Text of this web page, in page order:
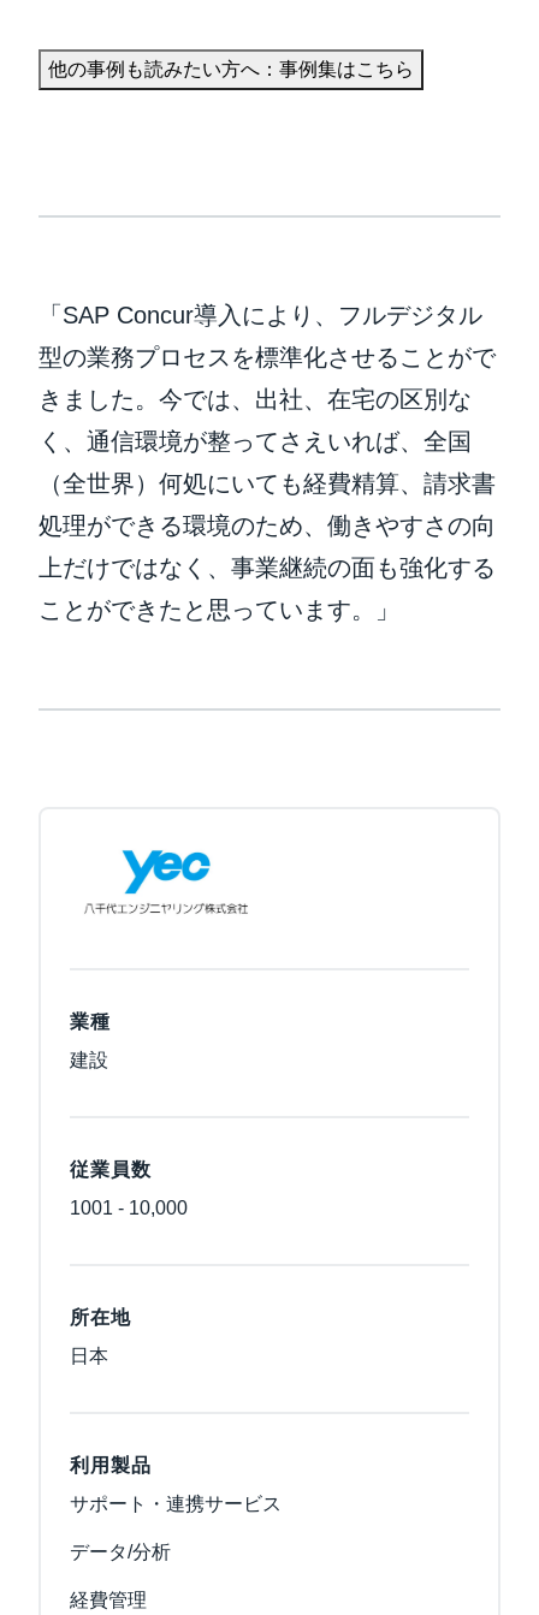
他の事例も読みたい方へ：事例集はこちら
「SAP Concur導入により、フルデジタル
型の業務プロセスを標準化させることがで
きました。今では、出社、在宅の区別な
く、通信環境が整ってさえいれば、全国
（全世界）何処にいても経費精算、請求書
処理ができる環境のため、働きやすさの向
上だけではなく、事業継続の面も強化する
ことができたと思っています。」
業種
建設
従業員数
1001 - 10,000
所在地
日本
利用製品
サポート・連携サービス
データ/分析
経費管理